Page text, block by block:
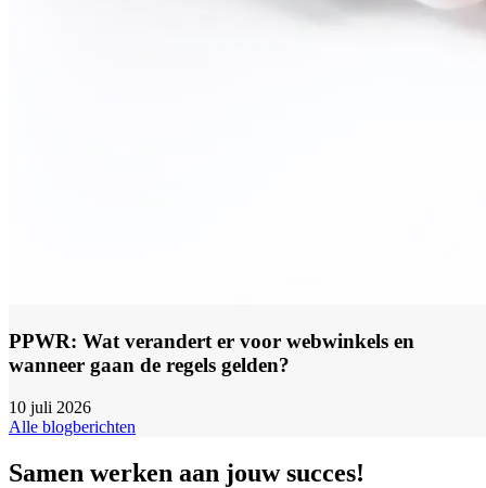
PPWR: Wat verandert er voor webwinkels en
wanneer gaan de regels gelden?
10 juli 2026
Alle blogberichten
Samen werken aan jouw succes!